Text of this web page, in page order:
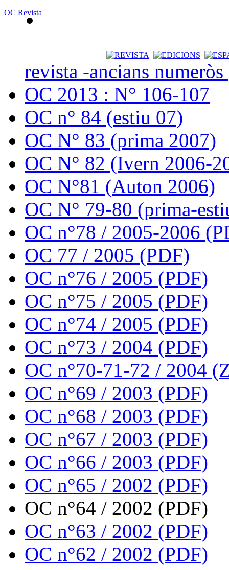
OC Revista
revista -ancians
OC 2013 : N° 106-107
OC n° 84 (estiu 07)
OC N° 83 (prima 2007)
OC N° 82 (Ivern 2006-
OC N°81 (Auton 2006)
OC N° 79-80 (prima-
OC n°78 / 2005-2006
OC 77 / 2005 (PDF)
OC n°76 / 2005 (PDF)
OC n°75 / 2005 (PDF)
OC n°74 / 2005 (PDF)
OC n°73 / 2004 (PDF)
OC n°70-71-72 / 2004
OC n°69 / 2003 (PDF)
OC n°68 / 2003 (PDF)
OC n°67 / 2003 (PDF)
OC n°66 / 2003 (PDF)
OC n°65 / 2002 (PDF)
OC n°64 / 2002 (PDF)
OC n°63 / 2002 (PDF)
OC n°62 / 2002 (PDF)